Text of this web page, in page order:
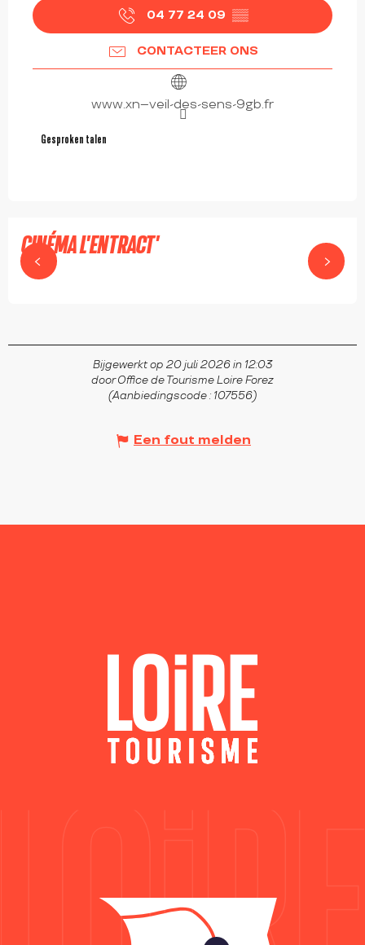
04 77 24 09 ▒▒
CONTACTEER ONS
www.xn--veil-des-sens-9gb.fr
Gesproken talen
Gesproken talen
CINÉMA L'ENTRACT'
BOËN
Bijgewerkt op 20 juli 2026 in 12:03
door Office de Tourisme Loire Forez
(Aanbiedingscode : 107556)
Een fout melden